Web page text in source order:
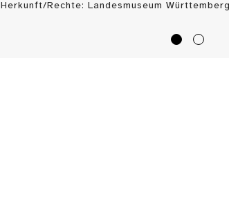
Herkunft/Rechte: Landesmuseum